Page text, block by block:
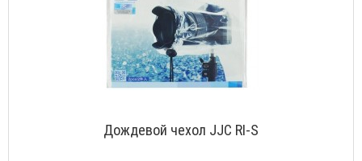
Дождевой чехол JJC RI-S